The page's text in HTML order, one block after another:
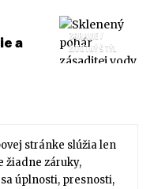
ZDRAVIE /
ŽIVOTNÝ ŠTÝL
a
stránke slúžia len
žiadne záruky,
úplnosti, presnosti,